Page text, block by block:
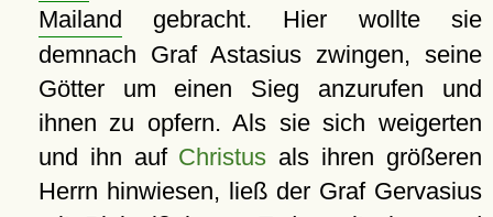
Mailand gebracht. Hier wollte sie
demnach Graf Astasius zwingen, seine
Götter um einen Sieg anzurufen und
ihnen zu opfern. Als sie sich weigerten
und ihn auf Christus als ihren größeren
Herrn hinwiesen, ließ der Graf Gervasius